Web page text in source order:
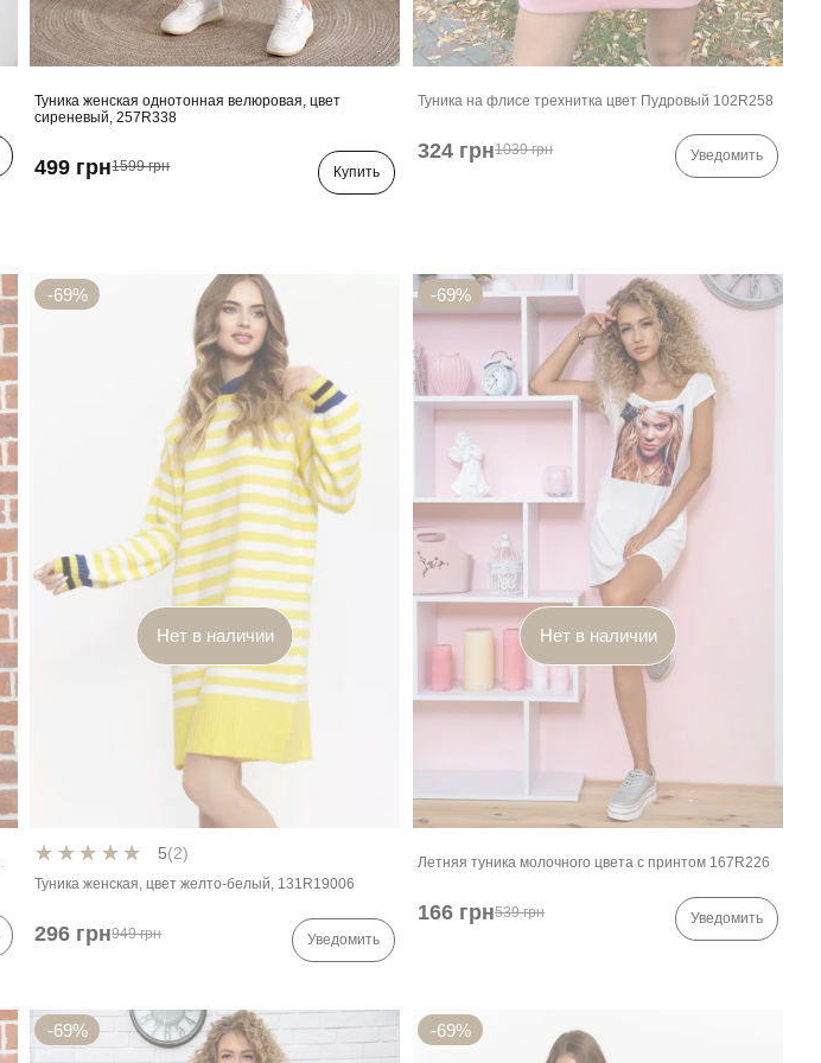
Туника женская однотонная велюровая, цвет
сиреневый, 257R338
499 грн1599 грн Купить
Туника на флисе трехнитка цвет Пудровый 102R258
324 грн1039 грн Уведомить
-69%
Нет в наличии
5(2)
Туника женская, цвет желто-белый, 131R19006
296 грн949 грн Уведомить
-69%
Нет в наличии
Летняя туника молочного цвета с принтом 167R226
166 грн539 грн Уведомить
-69% -69%